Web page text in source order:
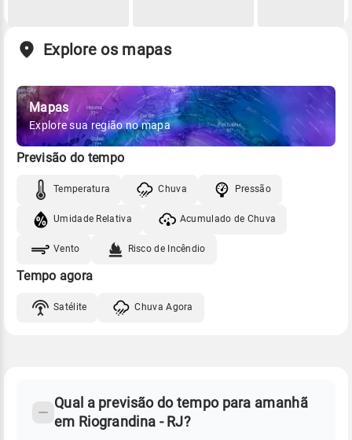
Explore os mapas
Mapas
Explore sua região no mapa
Previsão do tempo
Temperatura Chuva Pressão
Umidade Relativa Acumulado de Chuva
Vento Risco de Incêndio
Tempo agora
Satélite Chuva Agora
Perguntas
Qual a previsão do tempo para amanhã
em Riograndina - RJ?